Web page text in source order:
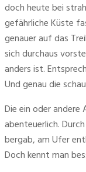
doch heute bei
gefährliche Küste
genauer auf das
sich durchaus
anders ist.
Und genau die
Die ein oder
abenteuerlich.
bergab, am Ufer
Doch kennt man